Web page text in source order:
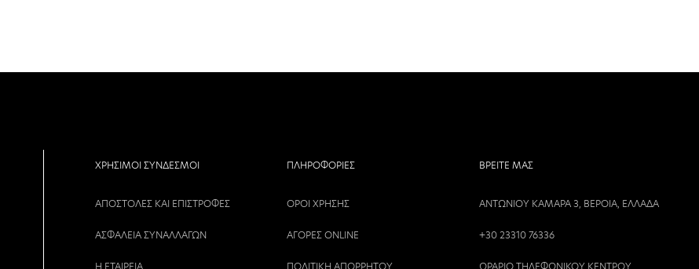
ΧΡΗΣΙΜΟΙ ΣΥΝΔΕΣΜΟΙ
ΑΠΟΣΤΟΛΕΣ ΚΑΙ ΕΠΙΣΤΡΟΦΕΣ
ΑΣΦΑΛΕΙΑ ΣΥΝΑΛΛΑΓΩΝ
Η ΕΤΑΙΡΕΙΑ
ΠΛΗΡΟΦΟΡΙΕΣ
ΟΡΟΙ ΧΡΗΣΗΣ
ΑΓΟΡΕΣ ONLINE
ΠΟΛΙΤΙΚΗ ΑΠΟΡΡΗΤΟΥ
ΒΡΕΙΤΕ ΜΑΣ
ΑΝΤΩΝΙΟΥ ΚΑΜΑΡΑ 3, ΒΕΡΟΙΑ, ΕΛΛΑΔΑ
+30 23310 76336
ΩΡΑΡΙΟ ΤΗΛΕΦΩΝΙΚΟΥ ΚΕΝΤΡΟΥ